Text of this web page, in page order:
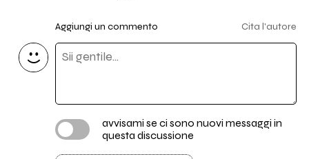
Aggiungi un commento Cita l'autore
avvisami se ci sono nuovi messaggi in
questa discussione